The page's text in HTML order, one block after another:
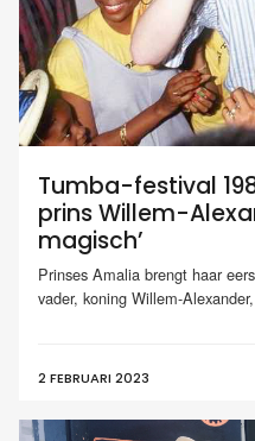
Tumba-festival
prins Willem-
magisch’
Prinses Amalia brengt haar
vader, koning Willem-
2 FEBRUARI 2023